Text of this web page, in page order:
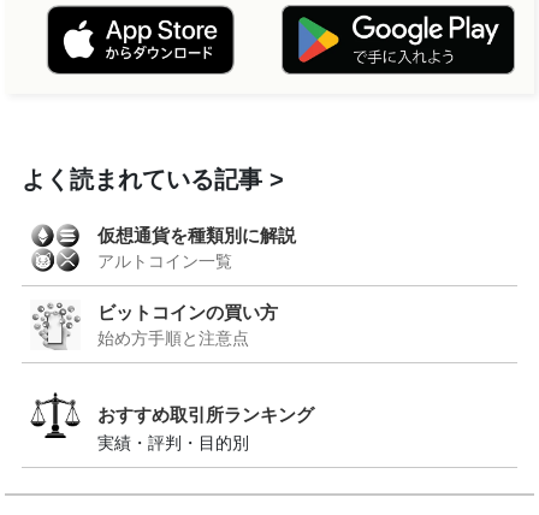
よく読まれている記事
仮想通貨を種類別に解説
アルトコイン一覧
ビットコインの買い方
始め方手順と注意点
おすすめ取引所ランキング
実績・評判・目的別